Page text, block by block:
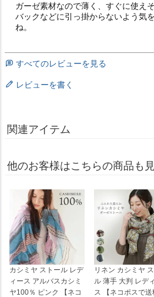
ガーゼ素材なので薄く、すぐに使えそ
バックなどに引っ掛からないよう気
ね。
すべてのレビューを見る
レビューを書く
関連アイテム
他のお客様はこちらの商品も
カシミヤ ストール レデ
ィース アルバスカシミ
ヤ100％ ピンク 【ネコ
リネン カシミヤ
ル 薄手 大判 レデ
ス 【ネコポスで送